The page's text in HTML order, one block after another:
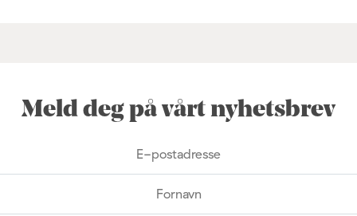
Meld deg på vårt nyhetsbrev